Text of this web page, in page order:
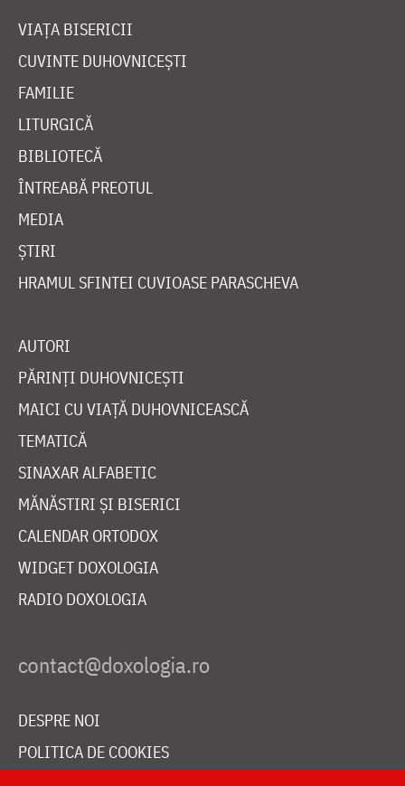
VIAȚA BISERICII
CUVINTE DUHOVNICEȘTI
FAMILIE
LITURGICĂ
BIBLIOTECĂ
ÎNTREABĂ PREOTUL
MEDIA
ȘTIRI
HRAMUL SFINTEI CUVIOASE PARASCHEVA
AUTORI
PĂRINȚI DUHOVNICEȘTI
MAICI CU VIAȚĂ DUHOVNICEASCĂ
TEMATICĂ
SINAXAR ALFABETIC
MĂNĂSTIRI ȘI BISERICI
CALENDAR ORTODOX
WIDGET DOXOLOGIA
RADIO DOXOLOGIA
DESPRE NOI
POLITICA DE COOKIES